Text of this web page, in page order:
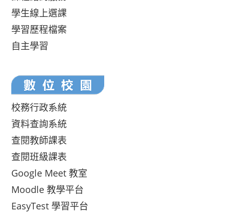
學生線上選課
學習歷程檔案
自主學習
校務行政系統
資料查詢系統
查閱教師課表
查閱班級課表
Google Meet 教室
Moodle 教學平台
EasyTest 學習平台